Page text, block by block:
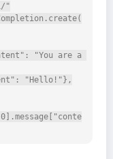
"
"You are a
"Hello!"},